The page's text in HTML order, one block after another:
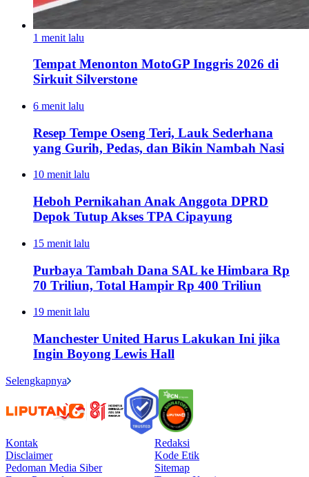
1 menit lalu
Tempat Menonton MotoGP Inggris 2026 di
Sirkuit Silverstone
6 menit lalu
Resep Tempe Oseng Teri, Lauk Sederhana
yang Gurih, Pedas, dan Bikin Nambah Nasi
10 menit lalu
Heboh Pernikahan Anak Anggota DPRD
Depok Tutup Akses TPA Cipayung
15 menit lalu
Purbaya Tambah Dana SAL ke Himbara Rp
70 Triliun, Total Hampir Rp 400 Triliun
19 menit lalu
Manchester United Harus Lakukan Ini jika
Ingin Boyong Lewis Hall
Selengkapnya
Kontak
Redaksi
Disclaimer
Kode Etik
Pedoman Media Siber
Sitemap